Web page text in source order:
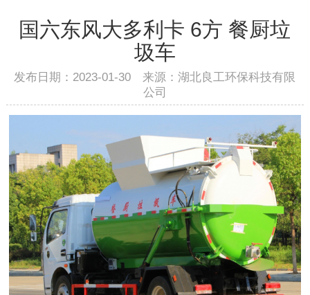
国六东风大多利卡 6方 餐厨垃
圾车
发布日期：2023-01-30 来源：湖北良工环保科技有限
公司